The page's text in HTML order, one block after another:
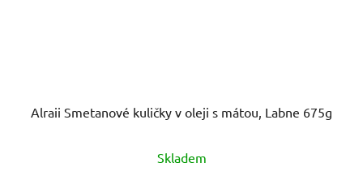
Alraii Smetanové kuličky v oleji s mátou, Labne 675g
Skladem